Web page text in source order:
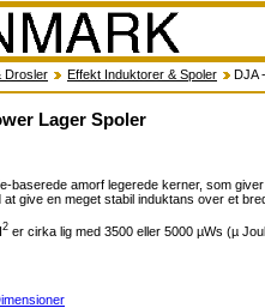
Drosler Effekt Induktorer & Spoler DJA
Lager Spoler
baserede amorf legerede kerner, som
at give en meget stabil induktans over et
2 er cirka lig med 3500 eller 5000 µWs (µ